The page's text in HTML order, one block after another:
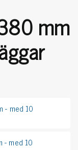
mm
- med 10
- med 10